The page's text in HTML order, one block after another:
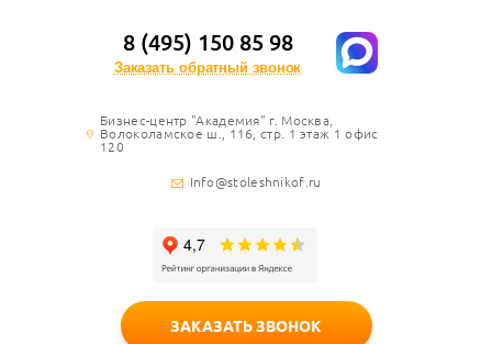
8 (495) 150 85 98
Заказать обратный звонок
Бизнес-центр "Академия" г. Москва,
Волоколамское ш., 116, стр. 1 этаж 1 офис
120
Info@stoleshnikof.ru
ЗАКАЗАТЬ ЗВОНОК